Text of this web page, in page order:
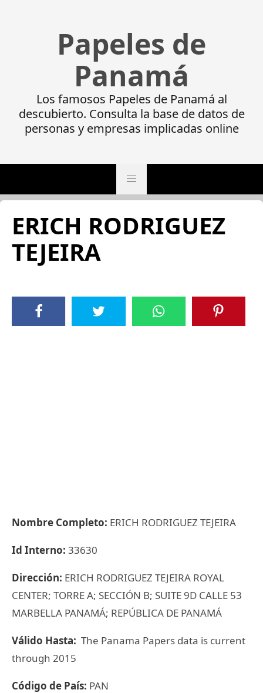
Papeles de
Panamá
Los famosos Papeles de Panamá al
descubierto. Consulta la base de datos de
personas y empresas implicadas online
ERICH RODRIGUEZ
TEJEIRA
Nombre Completo: ERICH RODRIGUEZ TEJEIRA
Id Interno: 33630
Dirección: ERICH RODRIGUEZ TEJEIRA ROYAL
CENTER; TORRE A; SECCIÓN B; SUITE 9D CALLE 53
MARBELLA PANAMÁ; REPÚBLICA DE PANAMÁ
Válido Hasta: The Panama Papers data is current
through 2015
Código de País: PAN